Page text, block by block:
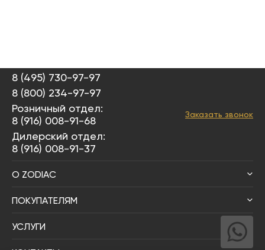
8 (495) 730-97-97
8 (800) 234-97-97
Розничный отдел:
8 (916) 008-91-68
Дилерский отдел:
8 (916) 008-91-37
Заказать звонок
О ZODIAC
ПОКУПАТЕЛЯМ
УСЛУГИ